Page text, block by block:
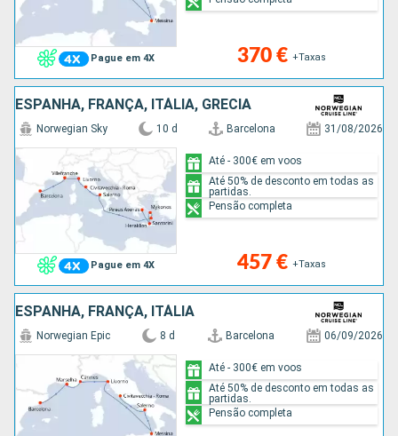
Pague em 4X 370 € +Taxas
ESPANHA, FRANÇA, ITÁLIA, GRÉCIA
Pague em 4X
Norwegian Sky 10 d Barcelona 31/08/2026
457 € +Taxas
Até - 300€ em voos
Até 50% de desconto em todas as
partidas.
Pensão completa
ESPANHA, FRANÇA, ITÁLIA
Norwegian Epic 8 d Barcelona 06/09/2026
Até - 300€ em voos
Até 50% de desconto em todas as
partidas.
Pensão completa